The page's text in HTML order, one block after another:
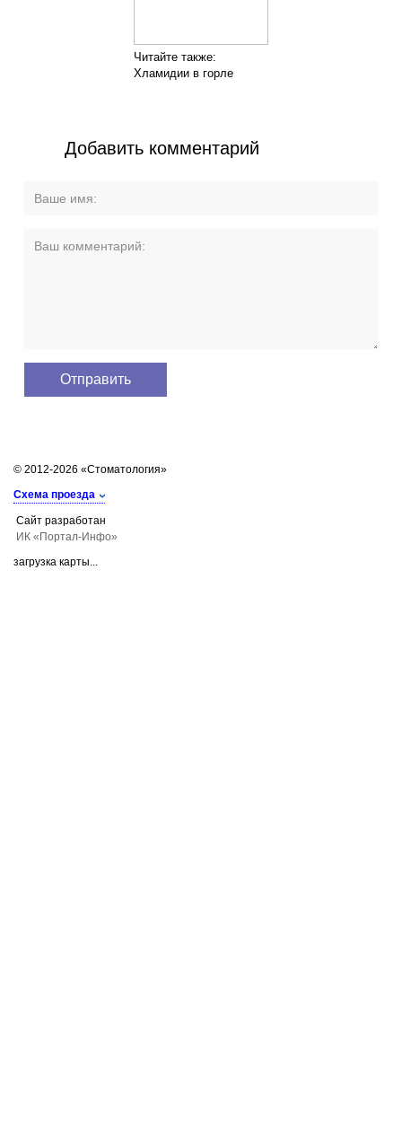
Читайте также:
Хламидии в горле
Добавить комментарий
© 2012-2026 «Стоматология»
Схема проезда
Сайт разработан
ИК «Портал-Инфо»
загрузка карты...